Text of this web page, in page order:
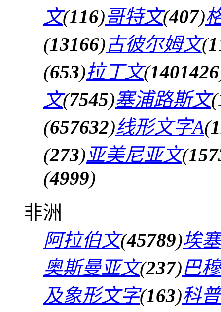
文(116)哥特文(407)
(13166)古彼尔姆文(
(653)拉丁文(1401426
文(7545)塞浦路斯文(
(657632)线形文字A(
(273)亚美尼亚文(
(4999)
非洲
阿拉伯文(45789)埃
奥斯曼亚文(237)巴
及象形文字(163)科